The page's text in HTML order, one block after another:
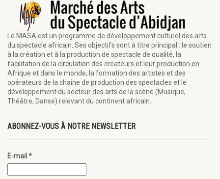
Le MASA est un programme de développement culturel des arts
du spectacle africain. Ses objectifs sont à titre principal : le soutien
à la création et à la production de spectacle de qualité, la
facilitation de la circulation des créateurs et leur production en
Afrique et dans le monde, la formation des artistes et des
opérateurs de la chaine de production des spectacles et le
développement du secteur des arts de la scène (Musique,
Théâtre, Danse) relevant du continent africain.
ABONNEZ-VOUS À NOTRE NEWSLETTER
E-mail*